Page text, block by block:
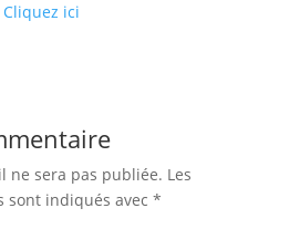
Cliquez ici
ne sera pas publiée. Les
sont indiqués avec *